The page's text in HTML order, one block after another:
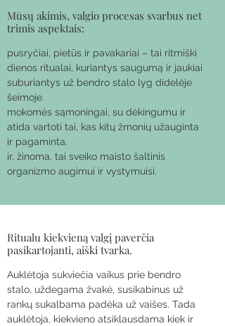
Mūsų akimis, valgio procesas svarbus net
trimis aspektais:
pusryčiai, pietūs ir pavakariai – tai ritmiški
dienos ritualai, kuriantys saugumą ir jaukiai
suburiantys už bendro stalo lyg didelėje
šeimoje.
mokomės sąmoningai, su dėkingumu ir
atida vartoti tai, kas kitų žmonių užauginta
ir pagaminta.
ir, žinoma, tai sveiko maisto šaltinis
organizmo augimui ir vystymuisi.
Ritualu kiekvieną valgį paverčia
pasikartojanti, aiški tvarka.
Auklėtoja sukviečia vaikus prie bendro
stalo, uždegama žvakė, susikabinus už
rankų sukalbama padėka už vaišes. Tada
auklėtoja, kiekvieno atsiklausdama kiek ir